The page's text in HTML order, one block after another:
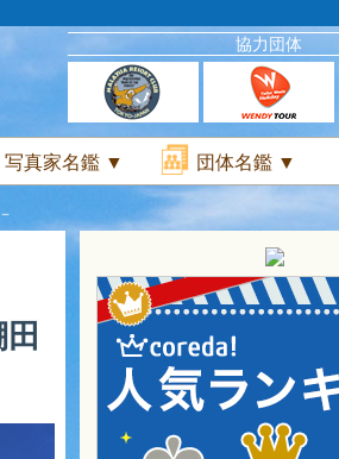
協力団体
写真家名鑑 ▼ 団体名鑑 ▼